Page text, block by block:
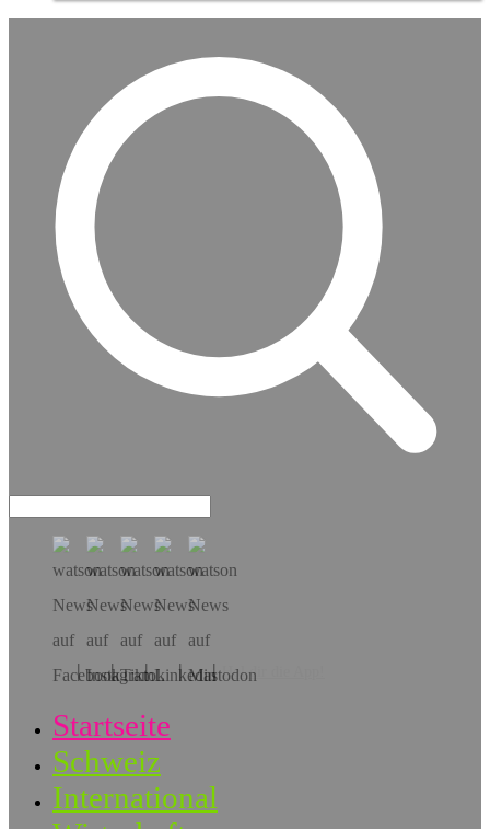
Hol dir die App!
Startseite
Schweiz
International